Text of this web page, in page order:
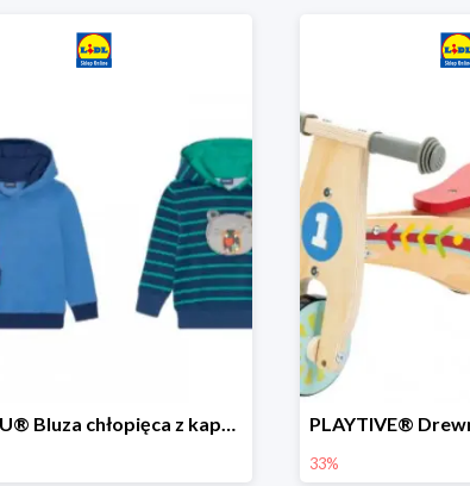
LUPILU® Bluza chłopięca z kapturem
33%